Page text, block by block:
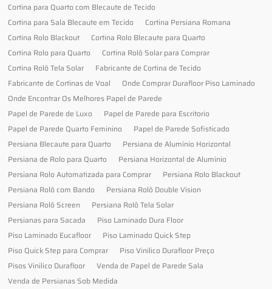
Cortina para Quarto com Blecaute de Tecido
Cortina para Sala Blecaute em Tecido
Cortina Persiana Romana
Cortina Rolo Blackout
Cortina Rolo Blecaute para Quarto
Cortina Rolo para Quarto
Cortina Rolô Solar para Comprar
Cortina Rolô Tela Solar
Fabricante de Cortina de Tecido
Fabricante de Cortinas de Voal
Onde Comprar Durafloor Piso Laminado
Onde Encontrar Os Melhores Papel de Parede
Papel de Parede de Luxo
Papel de Parede para Escritorio
Papel de Parede Quarto Feminino
Papel de Parede Sofisticado
Persiana Blecaute para Quarto
Persiana de Alumínio Horizontal
Persiana de Rolo para Quarto
Persiana Horizontal de Alumínio
Persiana Rolo Automatizada para Comprar
Persiana Rolo Blackout
Persiana Rolô com Bando
Persiana Rolô Double Vision
Persiana Rolô Screen
Persiana Rolô Tela Solar
Persianas para Sacada
Piso Laminado Dura Floor
Piso Laminado Eucafloor
Piso Laminado Quick Step
Piso Quick Step para Comprar
Piso Vinilico Durafloor Preço
Pisos Vinilico Durafloor
Venda de Papel de Parede Sala
Venda de Persianas Sob Medida